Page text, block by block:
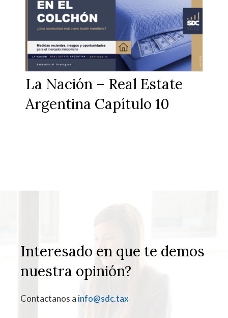
La Nación – Real Estate
Argentina Capítulo 10
Interesado en que te demos
nuestra opinión?
Contactanos a info@sdc.tax